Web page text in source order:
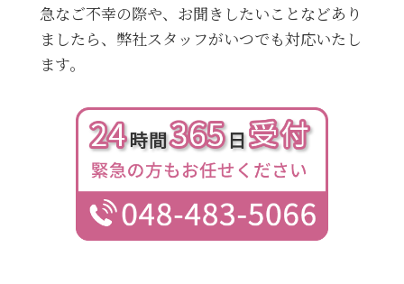
急なご不幸の際や、お聞きしたいことなどあり
ましたら、弊社スタッフがいつでも対応いたし
ます。